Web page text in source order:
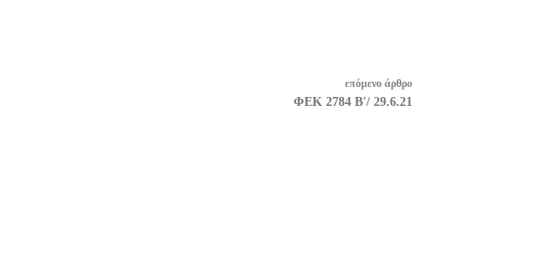
επόμενο άρθρο
ΦΕΚ 2784 Β'/ 29.6.21